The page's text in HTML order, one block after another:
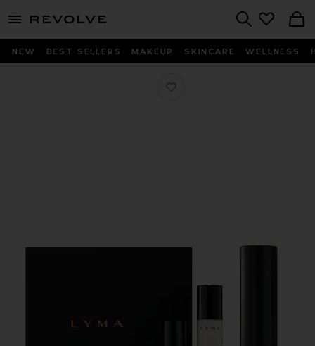
menu - shows more content
NEW BEST SELLERS MAKEUP SKINCARE WELLNESS
Любимое ЛАЗЕР ПРО LASER PRO